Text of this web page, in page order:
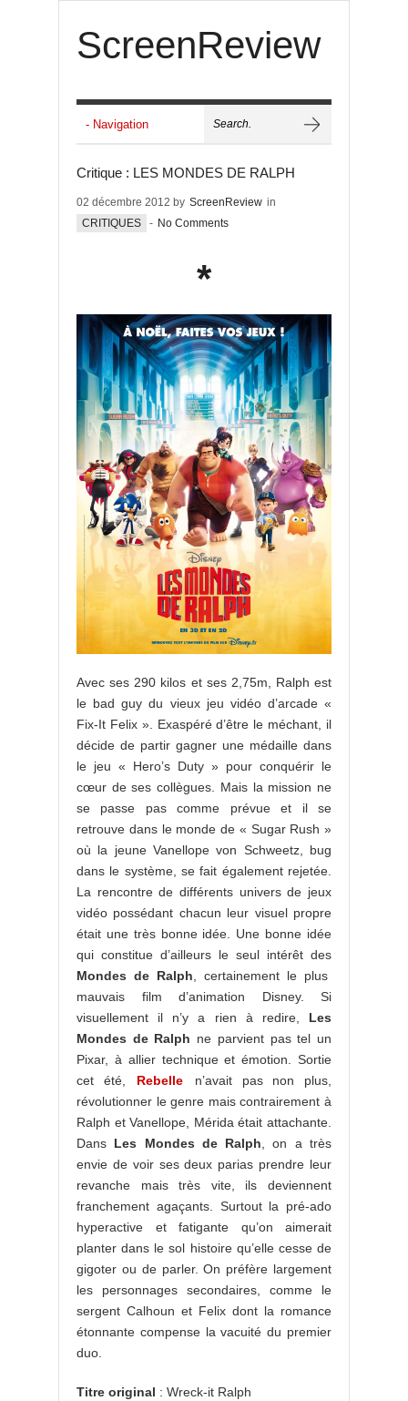
ScreenReview
Critique : LES MONDES DE RALPH
02 décembre 2012 by ScreenReview in
CRITIQUES
- No Comments
*
Avec ses 290 kilos et ses 2,75m, Ralph est
le bad guy du vieux jeu vidéo d’arcade «
Fix-It Felix ». Exaspéré d’être le méchant, il
décide de partir gagner une médaille dans
le jeu « Hero’s Duty » pour conquérir le
cœur de ses collègues. Mais la mission ne
se passe pas comme prévue et il se
retrouve dans le monde de « Sugar Rush »
où la jeune Vanellope von Schweetz, bug
dans le système, se fait également rejetée.
La rencontre de différents univers de jeux
vidéo possédant chacun leur visuel propre
était une très bonne idée. Une bonne idée
qui constitue d’ailleurs le seul intérêt des
Mondes de Ralph, certainement le plus
mauvais film d’animation Disney. Si
visuellement il n’y a rien à redire, Les
Mondes de Ralph ne parvient pas tel un
Pixar, à allier technique et émotion. Sortie
cet été,
Rebelle
n’avait pas non plus,
révolutionner le genre mais contrairement à
Ralph et Vanellope, Mérida était attachante.
Dans Les Mondes de Ralph, on a très
envie de voir ses deux parias prendre leur
revanche mais très vite, ils deviennent
franchement agaçants. Surtout la pré-ado
hyperactive et fatigante qu’on aimerait
planter dans le sol histoire qu’elle cesse de
gigoter ou de parler. On préfère largement
les personnages secondaires, comme le
sergent Calhoun et Felix dont la romance
étonnante compense la vacuité du premier
duo.
Titre original : Wreck-it Ralph